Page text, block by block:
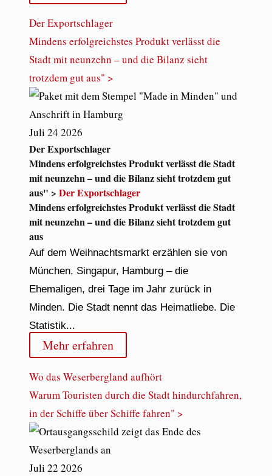
Der Exportschlager
Mindens erfolgreichstes Produkt verlässt die
Stadt mit neunzehn – und die Bilanz sieht
trotzdem gut aus" >
Juli 24 2026
Der Exportschlager
Mindens erfolgreichstes Produkt verlässt die Stadt
mit neunzehn – und die Bilanz sieht trotzdem gut
aus" > Der Exportschlager
Mindens erfolgreichstes Produkt verlässt die Stadt
mit neunzehn – und die Bilanz sieht trotzdem gut
aus
Auf dem Weihnachtsmarkt erzählen sie von
München, Singapur, Hamburg – die
Ehemaligen, drei Tage im Jahr zurück in
Minden. Die Stadt nennt das Heimatliebe. Die
Statistik...
Mehr erfahren
Wo das Weserbergland aufhört
Warum Touristen durch die Stadt hindurchfahren,
in der Schiffe über Schiffe fahren" >
Juli 22 2026